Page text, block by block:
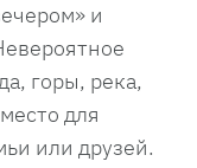
и
горы, река,
для
или друзей.